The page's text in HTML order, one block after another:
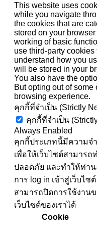
This website uses
while you navigate
the cookies that are
stored on your
working of basic
use third-party
understand how you
will be stored in your
You also have the
But opting out of
browsing experience.
คุกกี้ที่จำเป็น (Strictly
คุกกี้ที่จำเป็น
Always Enabled
คุกกี้ประเภทนี้มีความจ
เพื่อให้เว็บไซต์สามาร
ปลอดภัย และทำให้ท่าน
การ log in เข้าสู่เว็บไ
สามารถปิดการใช้งาน
เว็บไซต์ของเราได้
Cookie